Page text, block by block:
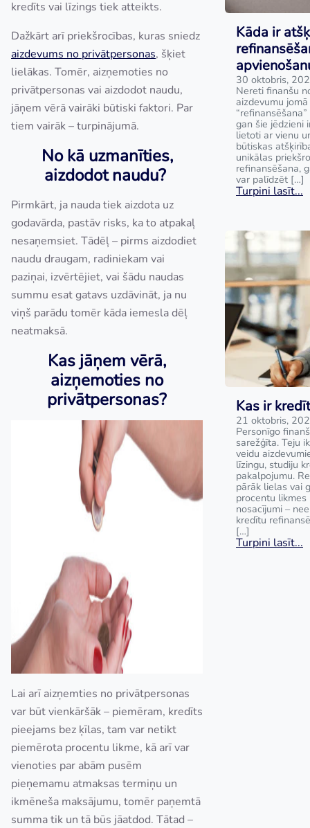
kredīts vai līzings tiek atteikts.
Dažkārt arī priekšrocības, kuras sniedz
aizdevums no privātpersonas, šķiet
lielākas. Tomēr, aizņemoties no
privātpersonas vai aizdodot naudu,
jāņem vērā vairāki būtiski faktori. Par
tiem vairāk – turpinājumā.
No kā uzmanīties,
aizdodot naudu?
Pirmkārt, ja nauda tiek aizdota uz
godavārda, pastāv risks, ka to atpakaļ
nesaņemsiet. Tādēļ – pirms aizdodiet
naudu draugam, radiniekam vai
paziņai, izvērtējiet, vai šādu naudas
summu esat gatavs uzdāvināt, ja nu
viņš parādu tomēr kāda iemesla dēļ
neatmaksā.
Kas jāņem vērā,
aizņemoties no
privātpersonas?
Lai arī aizņemties no privātpersonas
var būt vienkāršāk – piemēram, kredīts
pieejams bez ķīlas, tam var netikt
piemērota procentu likme, kā arī var
vienoties par abām pusēm
pieņemamu atmaksas termiņu un
ikmēneša maksājumu, tomēr paņemtā
summa tik un tā būs jāatdod. Tātad –
Kāda ir
30 oktobris,
Nereti finanšu
aizdevumu
gan šie jēdzieni
lietoti ar vienu
būtiskas
unikālas
refinansēšana,
var palīdzēt […]
Turpini lasīt...
Kas ir
21 oktobris,
Personīgo
sarežģīta. Teju
veidu
līzingu, studiju
pakalpojumu.
pārāk lielas vai
procentu
nosacījumi –
kredītu
[…]
Turpini lasīt...